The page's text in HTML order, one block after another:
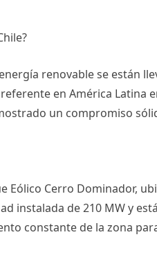
renovable se están
en América Latina
un compromiso
Eólico Cerro Dominador,
instalada de 210 MW y
constante de la zona